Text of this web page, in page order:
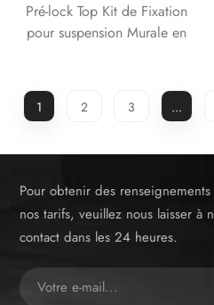
Pré-lock Top Kit de Fixation
pour suspension Murale en
1 2 3 ...
Pour obtenir des
nos tarifs, veuillez nous laisser à
contact dans les 24 heures.